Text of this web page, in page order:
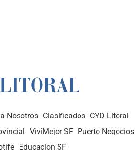
Nosotros Clasificados CYD Litoral
VivíMejor SF Puerto Negocios
Educacion SF